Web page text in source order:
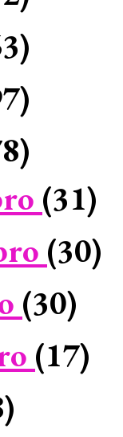
(31)
(30)
(30)
(17)